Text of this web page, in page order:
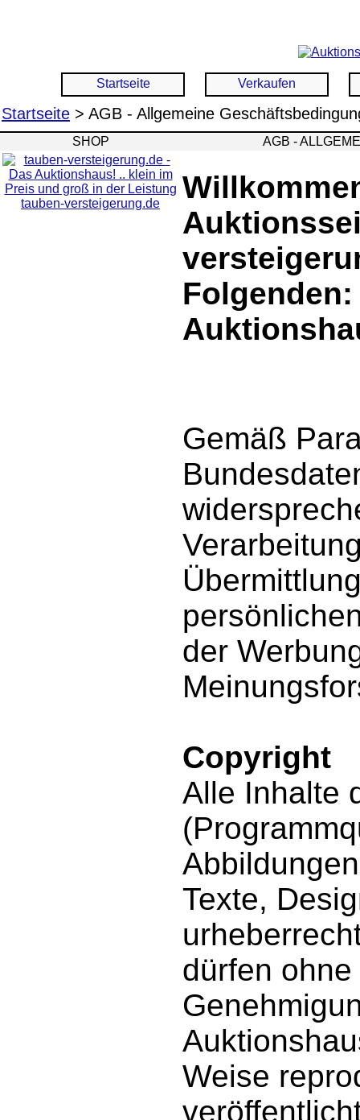
Startseite Verkaufen
Startseite > AGB - Allgemeine
SHOP
tauben-versteigerung.de
AGB -
Gemäß
der
Copyright
Alle Inhalte
Texte,
dürfen
Weise